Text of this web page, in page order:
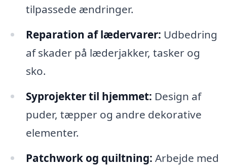
tilpassede ændringer.
Reparation af lædervarer: Udbedring
af skader på læderjakker, tasker og
sko.
Syprojekter til hjemmet: Design af
puder, tæpper og andre dekorative
elementer.
Patchwork og quiltning: Arbejde med